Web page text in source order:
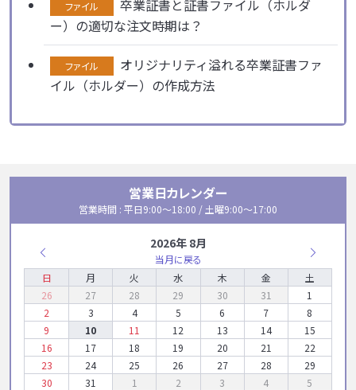
ファイル
卒業証書と証書ファイル（ホルダ
ー）の適切な注文時期は？
ファイル
オリジナリティ溢れる卒業証書ファ
イル（ホルダー）の作成方法
営業日カレンダー
営業時間 : 平日9:00〜18:00 / 土曜9:00〜17:00
2026年 8月
当月に戻る
日
月 火 水 木 金
土
26
27 28 29 30 31
1
2
3 4 5 6 7
8
9
10 11 12 13 14
15
16
17 18 19 20 21
22
23
24 25 26 27 28
29
30
31 1 2 3 4
5